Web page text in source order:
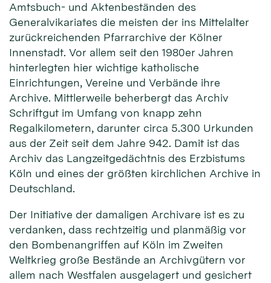
Amtsbuch- und Aktenbeständen des
Generalvikariates die meisten der ins Mittelalter
zurückreichenden Pfarrarchive der Kölner
Innenstadt. Vor allem seit den 1980er Jahren
hinterlegten hier wichtige katholische
Einrichtungen, Vereine und Verbände ihre
Archive. Mittlerweile beherbergt das Archiv
Schriftgut im Umfang von knapp zehn
Regalkilometern, darunter circa 5.300 Urkunden
aus der Zeit seit dem Jahre 942. Damit ist das
Archiv das Langzeitgedächtnis des Erzbistums
Köln und eines der größten kirchlichen Archive in
Deutschland.
Der Initiative der damaligen Archivare ist es zu
verdanken, dass rechtzeitig und planmäßig vor
den Bombenangriffen auf Köln im Zweiten
Weltkrieg große Bestände an Archivgütern vor
allem nach Westfalen ausgelagert und gesichert